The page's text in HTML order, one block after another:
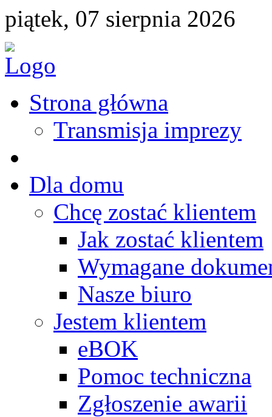
piątek, 07 sierpnia 2026
Strona główna
Transmisja imprezy
Dla domu
Chcę zostać klientem
Jak zostać klientem
Wymagane
Nasze biuro
Jestem klientem
eBOK
Pomoc techniczna
Zgłoszenie awarii